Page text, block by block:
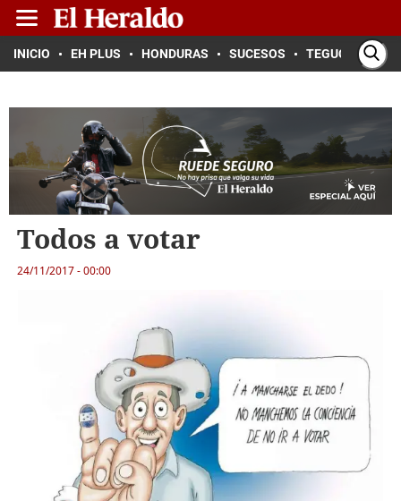
INICIO EH PLUS HONDURAS SUCESOS TEGUCIGALPA
Todos a votar
24/11/2017 - 00:00